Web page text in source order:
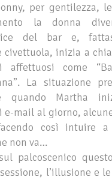
per gentilezza,
la donna
del bar e,
civettuola, inizia a
affettuosi come
La situazione
quando Martha
e-mail al giorno,
così intuire a
non va…
palcoscenico
l’illusione e